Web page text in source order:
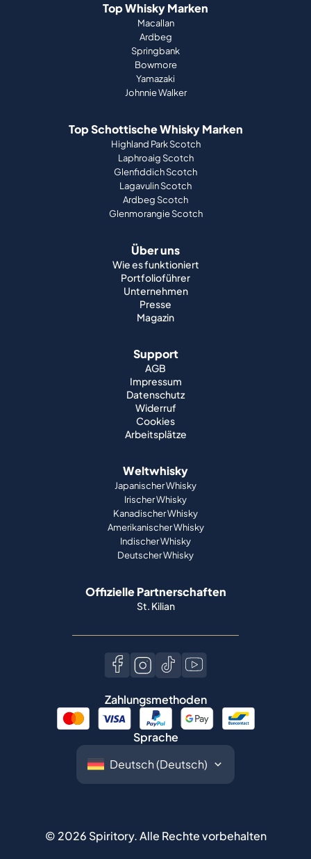
Top Whisky Marken
Macallan
Ardbeg
Springbank
Bowmore
Yamazaki
Johnnie Walker
Top Schottische Whisky Marken
Highland Park Scotch
Laphroaig Scotch
Glenfiddich Scotch
Lagavulin Scotch
Ardbeg Scotch
Glenmorangie Scotch
Über uns
Wie es funktioniert
Portfolioführer
Unternehmen
Presse
Magazin
Support
AGB
Impressum
Datenschutz
Widerruf
Cookies
Arbeitsplätze
Weltwhisky
Japanischer Whisky
Irischer Whisky
Kanadischer Whisky
Amerikanischer Whisky
Indischer Whisky
Deutscher Whisky
Offizielle Partnerschaften
St. Kilian
Zahlungsmethoden
Sprache
© 2026 Spiritory.Alle Rechte vorbehalten